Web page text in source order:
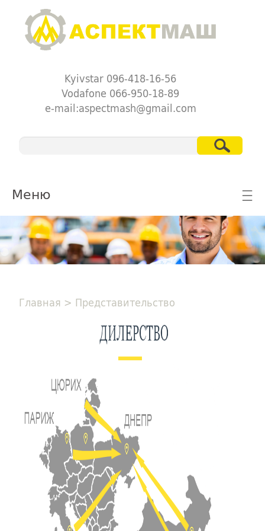
Kyivstar 096-418-16-56
Vodafone 066-950-18-89
e-mail:aspectmash@gmail.com
Меню ☰
Главная > Представительство